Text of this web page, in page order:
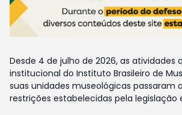
Desde 4 de julho de 2026, as atividades
institucional do Instituto Brasileiro de
suas unidades museológicas passaram
restrições estabelecidas pela legislação